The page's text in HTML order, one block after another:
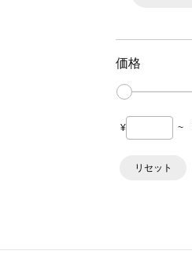
価格
¥ ~
リセット